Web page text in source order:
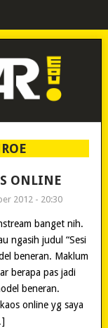
ONLINE
2012 - 20:30
banget nih.
ngasih judul “Sesi
beneran. Maklum
berapa pas jadi
beneran.
online yg saya